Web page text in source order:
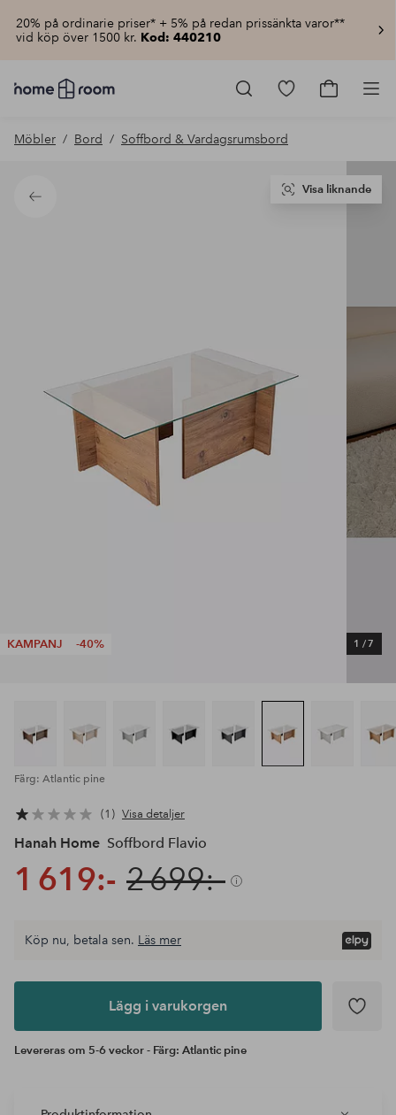
20% på ordinarie priser* + 5% på redan prissänkta varor**
vid köp över 1500 kr. Kod: 440210
Homeroom
–
hemmet
pris
Gå
produkter
Gå
Möbler Bord Soffbord & Vardagsrumsbord
Tillbaka
KAMPANJ -40% 1 /7
Visa liknande
Färg: Atlantic pine
1 Visa detaljer
Hanah Home Soffbord Flavio
1 619:- 2 699:-
Lägg i
Köp nu, betala sen. Läs mer
Lägg i varukorgen
Levereras om 5-6 veckor - Färg: Atlantic pine